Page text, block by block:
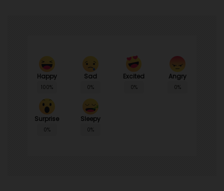
Happy
100%
Sad
0%
Excited
0%
Angry
0%
Surprise
0%
Sleepy
0%